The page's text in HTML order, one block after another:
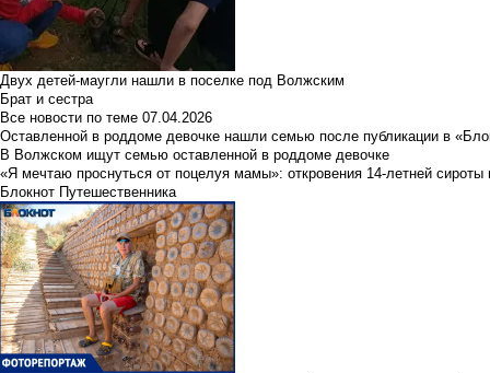
Двух детей-маугли нашли в поселке под Волжским
Брат и сестра
Все новости по теме 07.04.2026
Оставленной в роддоме девочке нашли семью после публикации в
В Волжском ищут семью оставленной в роддоме девочке
«Я мечтаю проснуться от поцелуя мамы»: откровения 14-летней сироты
Блокнот Путешественника